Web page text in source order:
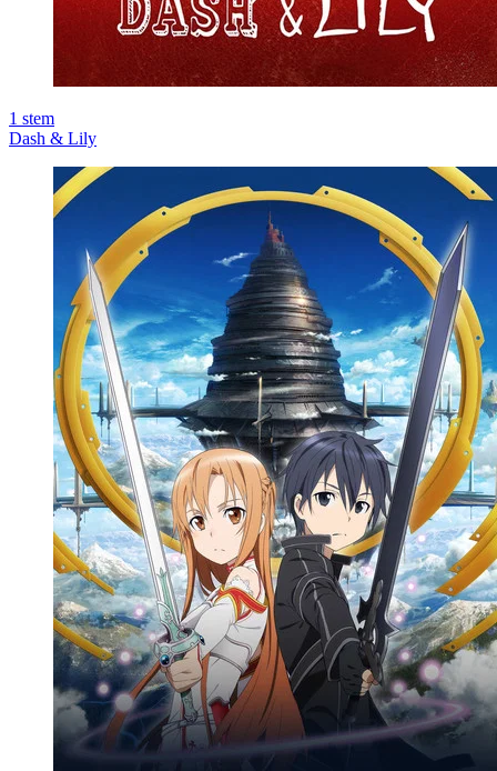
1 stem
Dash & Lily